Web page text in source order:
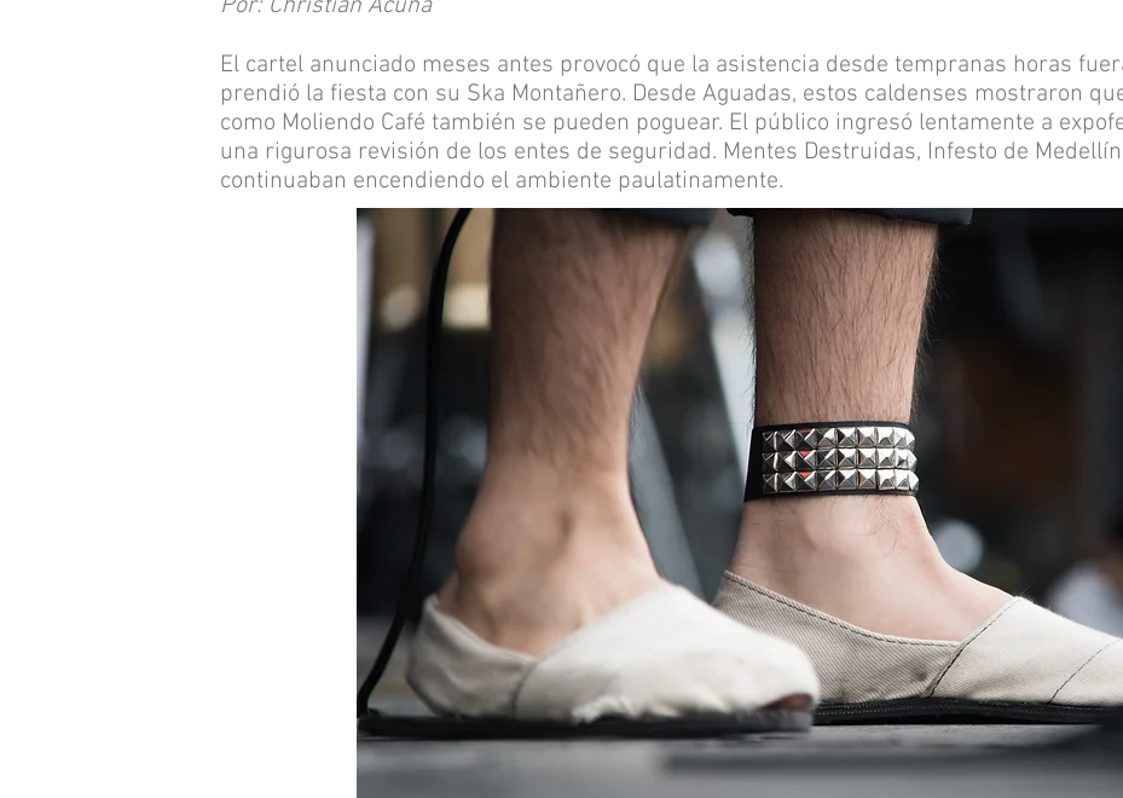
Por: Christian Acuña
El cartel anunciado meses antes provocó que la asistencia desde tempranas horas
prendió la fiesta con su Ska Montañero. Desde Aguadas, estos caldenses mostraron
como Moliendo Café también se pueden poguear. El público ingresó lentamente a
una rigurosa revisión de los entes de seguridad. Mentes Destruidas, Infesto de
continuaban encendiendo el ambiente paulatinamente.